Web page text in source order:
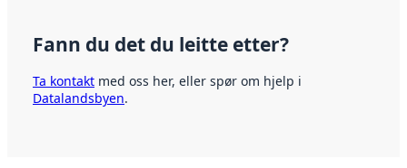
Fann du det du leitte etter?
Ta kontakt med oss her, eller spør om hjelp i
Datalandsbyen.